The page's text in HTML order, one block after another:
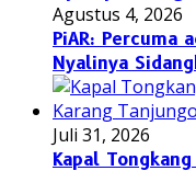
Agustus 4, 2026
PiAR: Percuma
Nyalinya
Juli 31, 2026
Kapal